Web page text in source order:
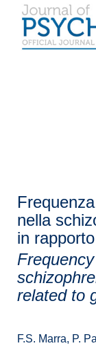
nella
in
related to
F.S. Marra, P.